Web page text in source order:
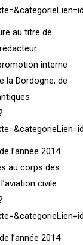
au titre de
interne
la Dordogne, de
l’année 2014
au corps des
civile
l’année 2014